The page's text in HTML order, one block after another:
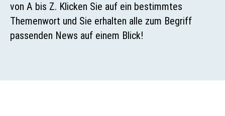
von A bis Z. Klicken Sie auf ein bestimmtes
Themenwort und Sie erhalten alle zum Begriff
passenden News auf einem Blick!